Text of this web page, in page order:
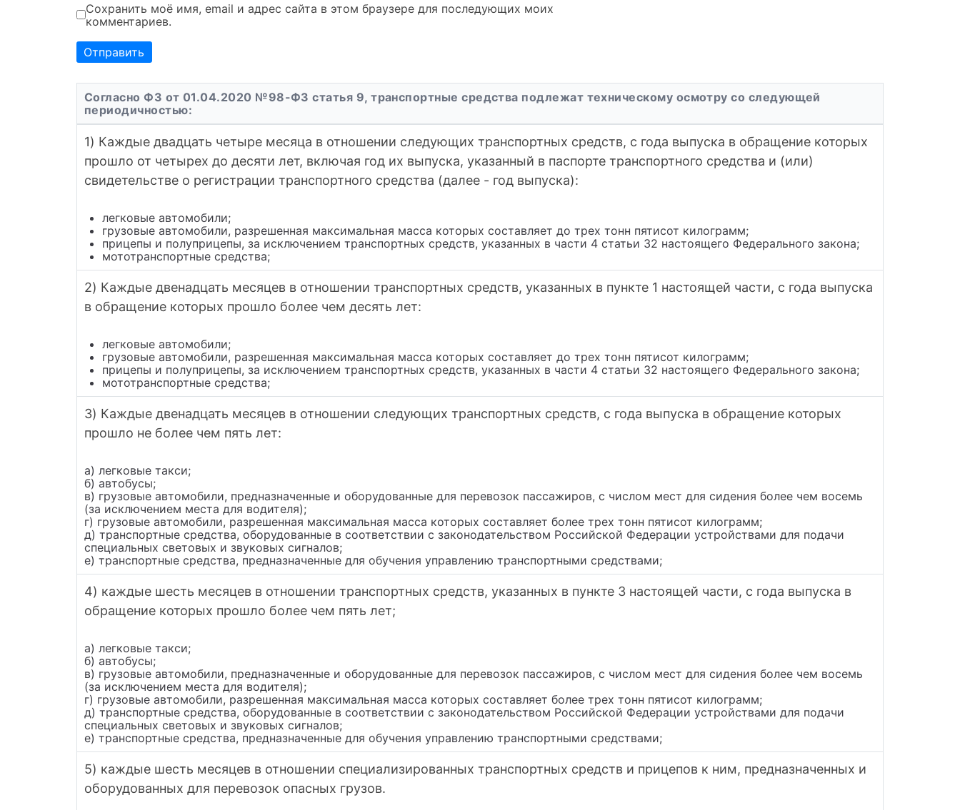
Сохранить моё имя, email и адрес сайта в этом браузере для последующих моих
комментариев.
Согласно ФЗ от 01.04.2020 №98-ФЗ статья 9, транспортные средства подлежат техническому осмотру со следующей
периодичностью:
1) Каждые двадцать четыре месяца в отношении следующих транспортных средств, с года выпуска в обращение которых
прошло от четырех до десяти лет, включая год их выпуска, указанный в паспорте транспортного средства и (или)
свидетельстве о регистрации транспортного средства (далее - год выпуска):
легковые автомобили;
грузовые автомобили, разрешенная максимальная масса которых составляет до трех тонн пятисот килограмм;
прицепы и полуприцепы, за исключением транспортных средств, указанных в части 4 статьи 32 настоящего Федерального закона;
мототранспортные средства;
2) Каждые двенадцать месяцев в отношении транспортных средств, указанных в пункте 1 настоящей части, с года выпуска
в обращение которых прошло более чем десять лет:
легковые автомобили;
грузовые автомобили, разрешенная максимальная масса которых составляет до трех тонн пятисот килограмм;
прицепы и полуприцепы, за исключением транспортных средств, указанных в части 4 статьи 32 настоящего Федерального закона;
мототранспортные средства;
3) Каждые двенадцать месяцев в отношении следующих транспортных средств, с года выпуска в обращение которых
прошло не более чем пять лет:
а) легковые такси;
б) автобусы;
в) грузовые автомобили, предназначенные и оборудованные для перевозок пассажиров, с числом мест для сидения более чем восемь
(за исключением места для водителя);
г) грузовые автомобили, разрешенная максимальная масса которых составляет более трех тонн пятисот килограмм;
д) транспортные средства, оборудованные в соответствии с законодательством Российской Федерации устройствами для подачи
специальных световых и звуковых сигналов;
е) транспортные средства, предназначенные для обучения управлению транспортными средствами;
4) каждые шесть месяцев в отношении транспортных средств, указанных в пункте 3 настоящей части, с года выпуска в
обращение которых прошло более чем пять лет;
а) легковые такси;
б) автобусы;
в) грузовые автомобили, предназначенные и оборудованные для перевозок пассажиров, с числом мест для сидения более чем восемь
(за исключением места для водителя);
г) грузовые автомобили, разрешенная максимальная масса которых составляет более трех тонн пятисот килограмм;
д) транспортные средства, оборудованные в соответствии с законодательством Российской Федерации устройствами для подачи
специальных световых и звуковых сигналов;
е) транспортные средства, предназначенные для обучения управлению транспортными средствами;
5) каждые шесть месяцев в отношении специализированных транспортных средств и прицепов к ним, предназначенных и
оборудованных для перевозок опасных грузов.